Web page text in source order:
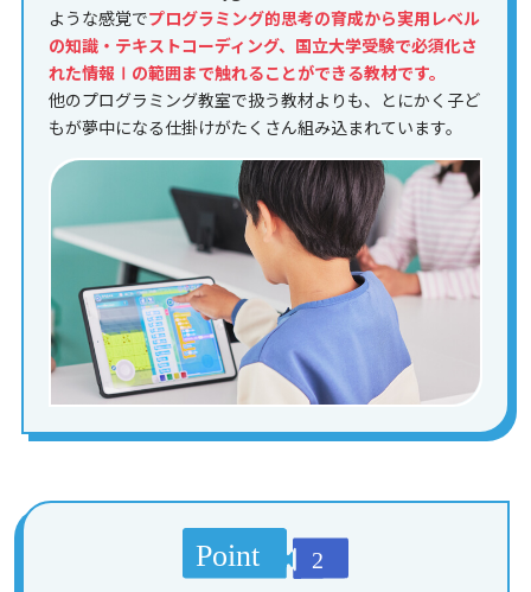
ような感覚でプログラミング的思考の育成から実用レベル
の知識・テキストコーディング、国立大学受験で必須化さ
れた情報Ⅰの範囲まで触れることができる教材です。
他のプログラミング教室で扱う教材よりも、とにかく子ど
もが夢中になる仕掛けがたくさん組み込まれています。